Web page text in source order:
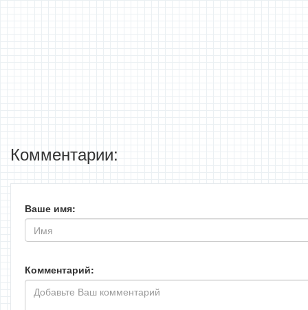
Комментарии:
Ваше имя:
Комментарий: